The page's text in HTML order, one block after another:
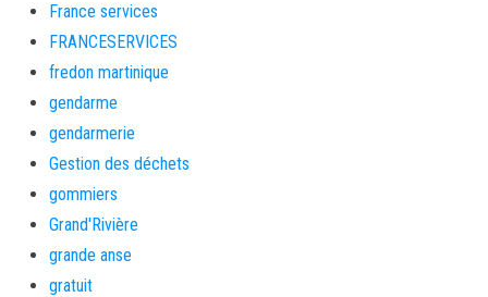
France services
FRANCESERVICES
fredon martinique
gendarme
gendarmerie
Gestion des déchets
gommiers
Grand'Rivière
grande anse
gratuit